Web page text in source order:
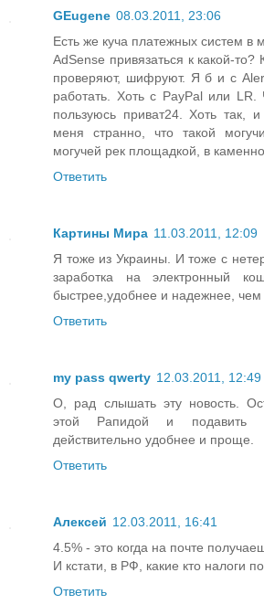
GEugene 08.03.2011, 23:06
Есть же куча платежных систем в
AdSense привязаться к какой-
проверяют, шифруют. Я б и с
работать. Хоть с PayPal или
пользуюсь приват24. Хоть так,
меня странно, что такой
могучей рек площадкой, в
Ответить
Картины Мира 11.03.2011, 12:09
Я тоже из Украины. И тоже с
заработка на электронный
быстрее,удобнее и надежнее, чем
Ответить
my pass qwerty 12.03.2011, 12:49
О, рад слышать эту новость.
этой Рапидой и подавить
действительно удобнее и проще.
Ответить
Алексей 12.03.2011, 16:41
4.5% - это когда на почте
И кстати, в РФ, какие кто налоги
Ответить